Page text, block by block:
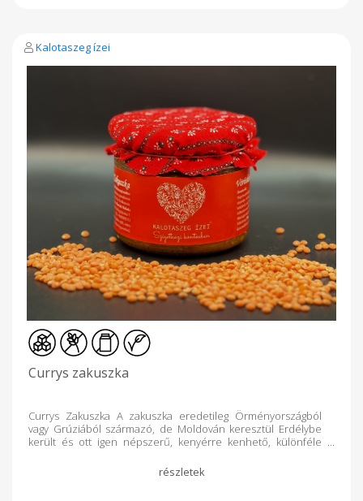
Kalotaszeg ízei
Currys zakuszka
Currys Zakuszka A zakuszka eredetileg Örményországból
vagy Grúziából származó, de Moldován keresztül Erdélybe
került és ott igen népszerű, kenyérre kenhető, különféle
felhasználható az ételek ízesítésére, illetve tésztaételekhez
is hozzáadott mártásként. Összetevők: Vöröshagyma,